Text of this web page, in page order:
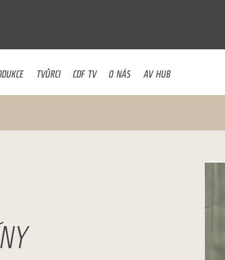
TVŮRCI CDF TV O NÁS AV HUB